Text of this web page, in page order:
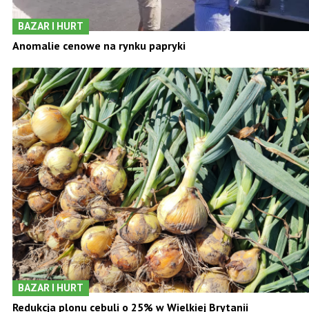
BAZAR I HURT
Anomalie cenowe na rynku papryki